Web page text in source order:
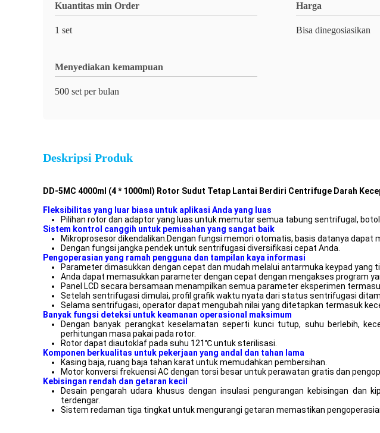
Kuantitas min Order
1 set
Harga
Bisa dinegosiasikan
Menyediakan kemampuan
500 set per bulan
Deskripsi Produk
DD-5MC 4000ml (4 * 1000ml) Rotor Sudut Tetap Lantai Berdiri Centrifuge Darah
Fleksibilitas yang luar biasa untuk aplikasi Anda yang luas
Pilihan rotor dan adaptor yang luas untuk memutar semua tabung sentrifugal, botol
Sistem kontrol canggih untuk pemisahan yang sangat baik
Mikroprosesor dikendalikan.Dengan fungsi memori otomatis, basis datanya dapat
Dengan fungsi jangka pendek untuk sentrifugasi diversifikasi cepat Anda.
Pengoperasian yang ramah pengguna dan tampilan kaya informasi
Parameter dimasukkan dengan cepat dan mudah melalui antarmuka keypad yang
Anda dapat memasukkan parameter dengan cepat dengan mengakses program
Panel LCD secara bersamaan menampilkan semua parameter eksperimen
Setelah sentrifugasi dimulai, profil grafik waktu nyata dari status sentrifugasi
Selama sentrifugasi, operator dapat mengubah nilai yang ditetapkan termasuk
Banyak fungsi deteksi untuk keamanan operasional maksimum
Dengan banyak perangkat keselamatan seperti kunci tutup, suhu berlebih,
perhitungan masa pakai pada rotor.
Rotor dapat diautoklaf pada suhu 121℃ untuk sterilisasi.
Komponen berkualitas untuk pekerjaan yang andal dan tahan lama
Kasing baja, ruang baja tahan karat untuk memudahkan pembersihan.
Motor konversi frekuensi AC dengan torsi besar untuk perawatan gratis dan
Kebisingan rendah dan getaran kecil
Desain pengarah udara khusus dengan insulasi pengurangan kebisingan dan
terdengar.
Sistem redaman tiga tingkat untuk mengurangi getaran memastikan